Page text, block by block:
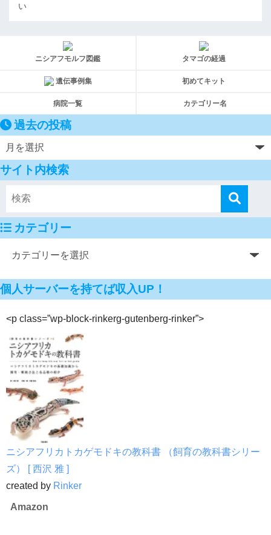
い
ニシアフモルフ図鑑 タマゴの経過
遺伝事例集 初めてキット
病院一覧 カテゴリー名
過去の投稿
サイト内検索
カテゴリー
個人サーバーを持てば収入UP！
<p class=”wp-block-rinkerg-gutenberg-rinker”>
ニシアフリカトカゲモドキの教科書 （飼育の教科書シリー
ズ） [ 西沢 雅 ]
created by Rinker
Amazon